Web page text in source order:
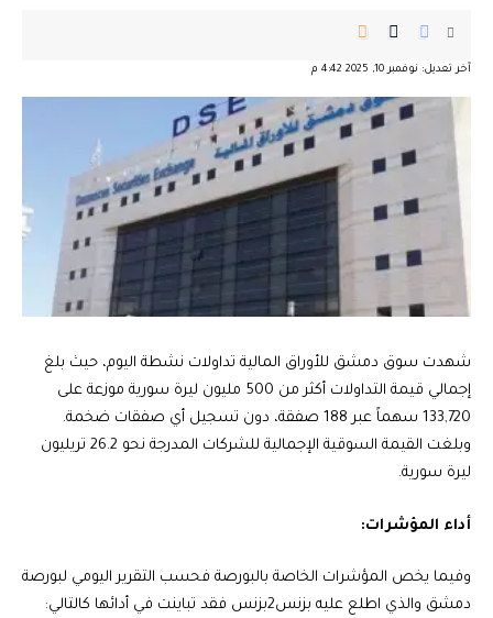
آخر تعديل: نوفمبر 10, 2025 4:42 م
شهدت سوق دمشق للأوراق المالية تداولات نشطة اليوم، حيث بلغ
إجمالي قيمة التداولات أكثر من 500 مليون ليرة سورية موزعة على
133,720 سهماً عبر 188 صفقة، دون تسجيل أي صفقات ضخمة.
وبلغت القيمة السوقية الإجمالية للشركات المدرجة نحو 26.2 تريليون
ليرة سورية.
أداء المؤشرات:
وفيما يخص المؤشرات الخاصة بالبورصة فحسب التقرير اليومي لبورصة
دمشق والذي اطلع عليه بزنس2بزنس فقد تباينت في أدائها كالتالي: